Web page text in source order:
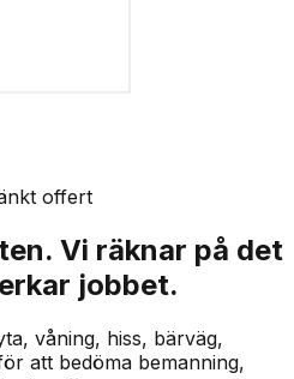
offert
Vi räknar på det
jobbet.
våning, hiss, bärväg,
att bedöma bemanning,